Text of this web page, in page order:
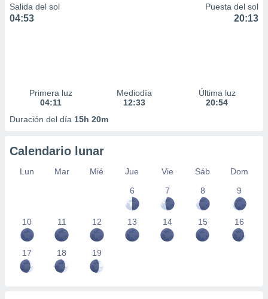
Salida del sol
04:53
Puesta del sol
20:13
Primera luz
04:11
Mediodía
12:33
Última luz
20:54
Duración del día 15h 20m
Calendario lunar
Lun Mar Mié Jue Vie Sáb
Dom
6
7 8 9
10 11 12 13 14 15 16
17 18 19